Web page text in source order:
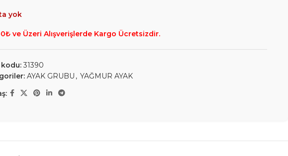
yok
ve Üzeri Alışverişlerde Kargo Ücretsizdir.
kodu:31390
AYAK GRUBU , YAĞMUR AYAK